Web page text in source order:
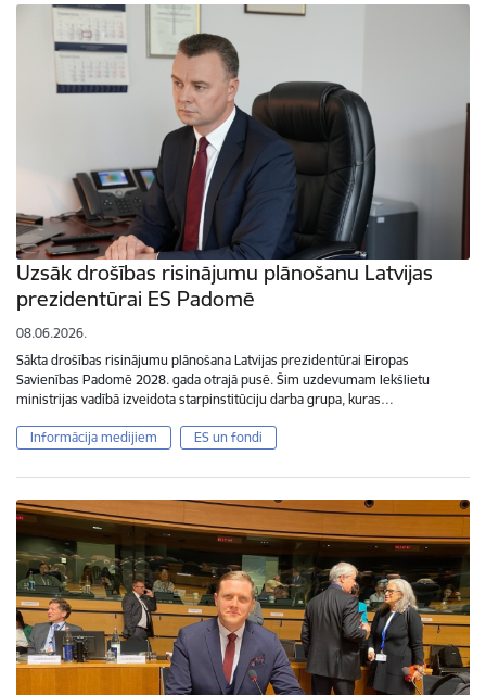
Uzsāk drošības risinājumu plānošanu Latvijas
prezidentūrai ES Padomē
08.06.2026.
Sākta drošības risinājumu plānošana Latvijas prezidentūrai Eiropas
Savienības Padomē 2028. gada otrajā pusē. Šim uzdevumam Iekšlietu
ministrijas vadībā izveidota starpinstitūciju darba grupa, kuras…
Informācija medijiem ES un fondi